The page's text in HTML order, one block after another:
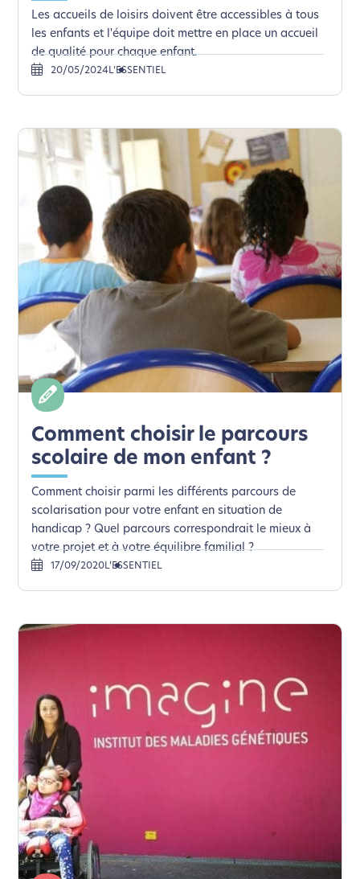
Les accueils de loisirs doivent être accessibles à tous
les enfants et l'équipe doit mettre en place un accueil
de qualité pour chaque enfant.
20/05/2024L’ESSENTIEL
Comment choisir le parcours
scolaire de mon enfant ?
Comment choisir parmi les différents parcours de
scolarisation pour votre enfant en situation de
handicap ? Quel parcours correspondrait le mieux à
votre projet et à votre équilibre familial ?
17/09/2020L’ESSENTIEL